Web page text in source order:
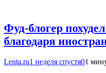
Фуд-блогер
благодаря
Lenta.ru1 неделя спустя01